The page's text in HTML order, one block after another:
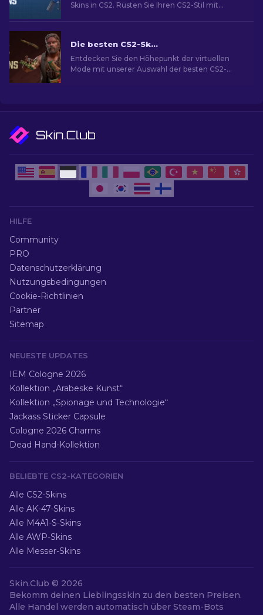
Skins in CS2. Rüsten Sie Ihren CS2-Stil mit
Die besten CS2-Skins [2026]
Entdecken Sie den Höhepunkt der virtuellen
Mode mit unserer Auswahl der besten CS2-
HILFE
Community
PRO
Datenschutzerklärung
Nutzungsbedingungen
Cookie-Richtlinien
Partner
Sitemap
NEUESTE UPDATES
IEM Cologne 2026
Kollektion „Arabeske Kunst“
Kollektion „Spionage und Technologie“
Jackass Sticker Capsule
Cologne 2026 Charms
Dead Hand-Kollektion
BELIEBTE CS2-KATEGORIEN
Alle CS2-Skins
Alle AK-47-Skins
Alle M4A1-S-Skins
Alle AWP-Skins
Alle Messer-Skins
Skin.Club © 2026
Bekomm deinen Lieblingsskin zu den besten Preisen.
Alle Handel werden automatisch über Steam-Bots